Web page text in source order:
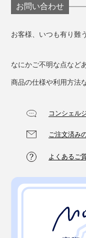
お問い合わせ
お客様、いつも有り難
なにかご不明な点など
商品の仕様や利用方法
コンシェル
ご注文済み
よくあるご